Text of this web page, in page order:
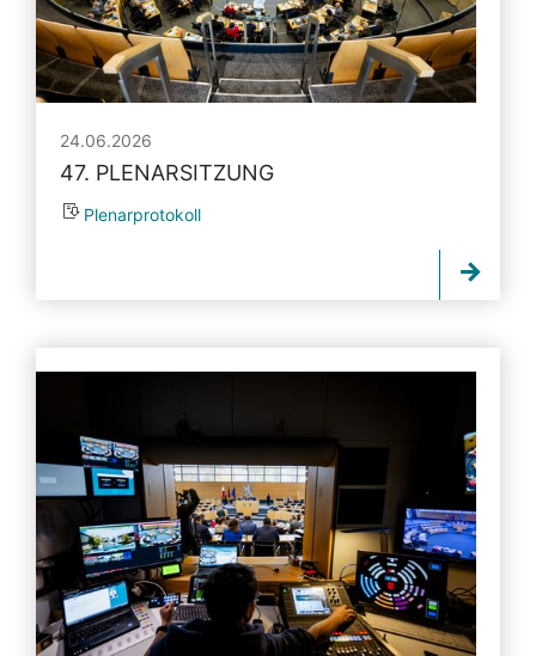
24.06.2026
47. PLENARSITZUNG
Plenarprotokoll